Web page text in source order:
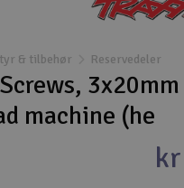
FPV
& tilbehør Reservedeler
3x20mm
machine (he
kr